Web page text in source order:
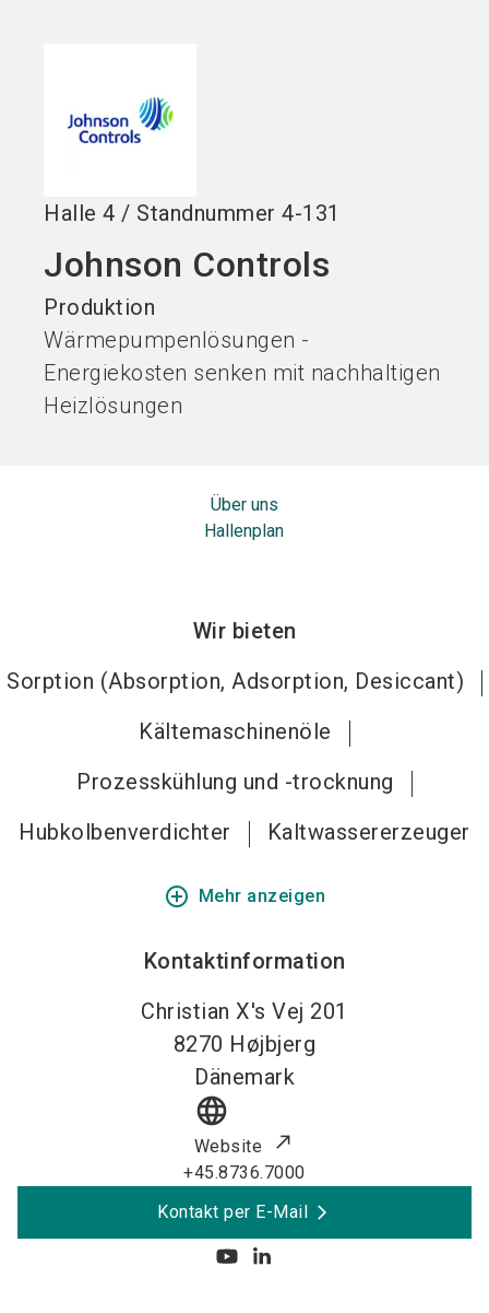
Halle 4 / Standnummer 4-131
Johnson Controls
Produktion
Wärmepumpenlösungen -
Energiekosten senken mit nachhaltigen
Heizlösungen
Über uns
Hallenplan
Wir bieten
Sorption (Absorption, Adsorption, Desiccant)
Kältemaschinenöle
Prozesskühlung und -trocknung
Hubkolbenverdichter
Kaltwassererzeuger
add_circle_outline Mehr anzeigen
Kontaktinformation
Christian X's Vej 201
8270 Højbjerg
Dänemark
language
Website
+45.8736.7000
Kontakt per E-Mail